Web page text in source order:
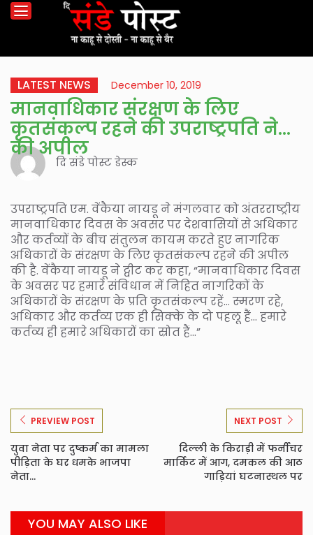
LATEST NEWS December 10, 2019
मानवाधिकार संरक्षण के लिए
कृतसंकल्प रहने की उपराष्ट्रपति ने
की अपील
दि संडे पोस्ट डेस्क
उपराष्ट्रपति एम. वेंकैया नायडू ने मंगलवार को अंतरराष्ट्रीय
मानवाधिकार दिवस के अवसर पर देशवासियों से अधिकार
और कर्तव्यों के बीच संतुलन कायम करते हुए नागरिक
अधिकारों के संरक्षण के लिए कृतसंकल्प रहने की अपील
की है. वेंकैया नायडू ने ट्वीट कर कहा, “मानवाधिकार दिवस
के अवसर पर हमारे संविधान में निहित नागरिकों के
अधिकारों के संरक्षण के प्रति कृतसंकल्प रहें… स्मरण रहे,
अधिकार और कर्तव्य एक ही सिक्के के दो पहलू हैं… हमारे
कर्तव्य ही हमारे अधिकारों का स्रोत हैं…”
PREVIEW POST
युवा नेता पर दुष्कर्म का मामला
पीड़िता के घर धमके भाजपा
नेता...
NEXT POST
दिल्ली के किराड़ी में फर्नीचर
मार्किट में आग, दमकल की आठ
गाड़ियां घटनास्थल पर
YOU MAY ALSO LIKE